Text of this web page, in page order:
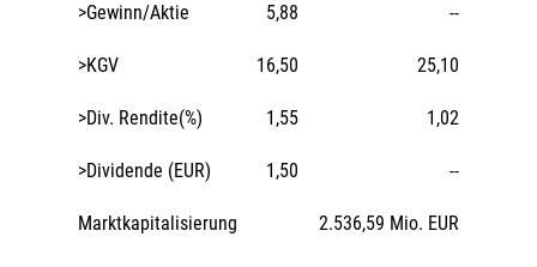
Marktkapitalisierung 2.536,59 Mio. EUR
>Gewinn/Aktie 5,88 --
>KGV 16,50 25,10
>Div. Rendite(%) 1,55 1,02
>Dividende (EUR) 1,50 --